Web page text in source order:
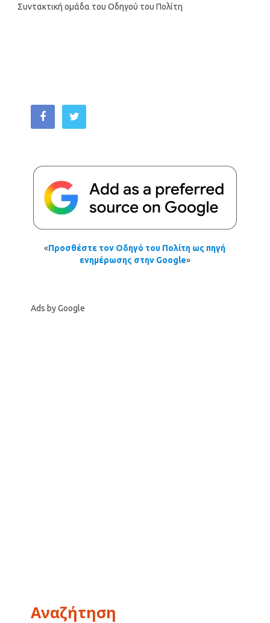
Συντακτική ομάδα του Οδηγού του Πολίτη
«Προσθέστε τον Οδηγό του Πολίτη ως πηγή
ενημέρωσης στην Google»
Ads by Google
Αναζήτηση